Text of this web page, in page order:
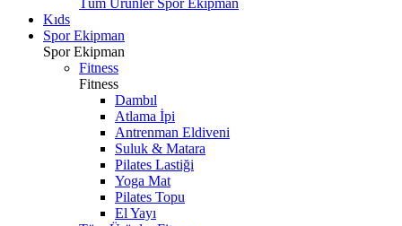
Tüm Ürünler Spor Ekipman
Kıds
Spor Ekipman
Spor Ekipman
Fitness
Fitness
Dambıl
Atlama İpi
Antrenman Eldiveni
Suluk & Matara
Pilates Lastiği
Yoga Mat
Pilates Topu
El Yayı